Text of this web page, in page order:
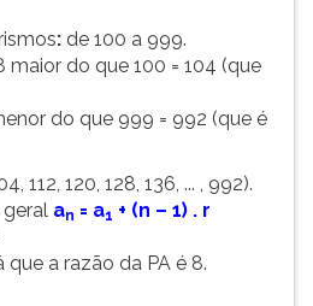
: de 100 a 999.
do que 100 = 104 (que
do que 999 = 992 (que é
112, 120, 128, 136, ... , 992).
an = a1 + (n – 1) . r
que a razão da PA é 8.